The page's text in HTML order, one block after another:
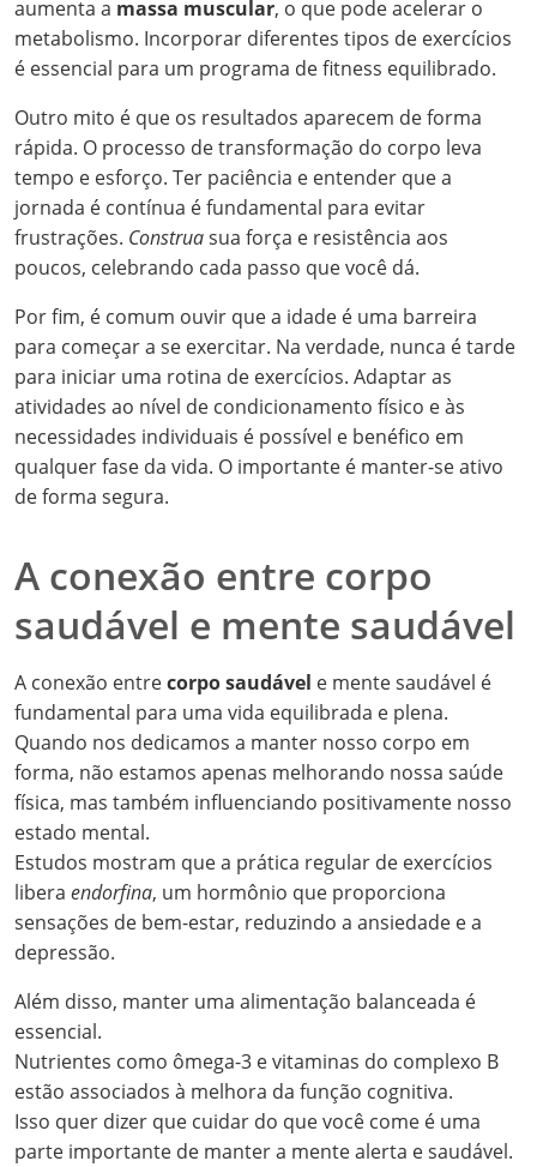
aumenta a massa muscular, o que pode acelerar o
metabolismo. Incorporar diferentes tipos de exercícios
é essencial para um programa de fitness equilibrado.
Outro mito é que os resultados aparecem de forma
rápida. O processo de transformação do corpo leva
tempo e esforço. Ter paciência e entender que a
jornada é contínua é fundamental para evitar
frustrações. Construasua força e resistência aos
poucos, celebrando cada passo que você dá.
Por fim, é comum ouvir que a idade é uma barreira
para começar a se exercitar. Na verdade, nunca é tarde
para iniciar uma rotina de exercícios. Adaptar as
atividades ao nível de condicionamento físico e às
necessidades individuais é possível e benéfico em
qualquer fase da vida. O importante é manter-se ativo
de forma segura.
A conexão entre corpo
saudável e mente saudável
A conexão entrecorpo saudável e mente saudável é
fundamental para uma vida equilibrada e plena.
Quando nos dedicamos a manter nosso corpo em
forma, não estamos apenas melhorando nossa saúde
física, mas também influenciando positivamente nosso
estado mental.
Estudos mostram que a prática regular de exercícios
libera endorfina, um hormônio que proporciona
sensações de bem-estar, reduzindo a ansiedade e a
depressão.
Além disso, manter uma alimentação balanceada é
essencial.
Nutrientes como ômega-3 e vitaminas do complexo B
estão associados à melhora da função cognitiva.
Isso quer dizer que cuidar do que você come é uma
parte importante de manter a mente alerta e saudável.